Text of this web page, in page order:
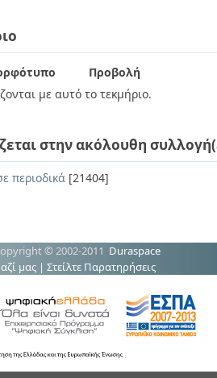
Προβολή
με αυτό το τεκμήριο.
στην ακόλουθη
περιοδικά [21404]
© 2002-2011 Duraspace
μας | Στείλτε Παρατηρήσεις